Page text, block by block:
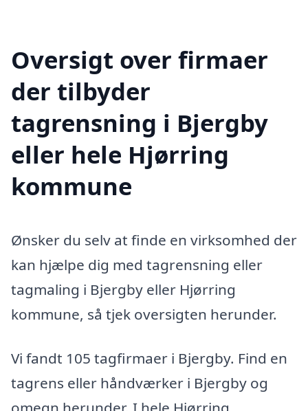
Oversigt over firmaer
der tilbyder
tagrensning i Bjergby
eller hele Hjørring
kommune
Ønsker du selv at finde en virksomhed der
kan hjælpe dig med tagrensning eller
tagmaling i Bjergby eller Hjørring
kommune, så tjek oversigten herunder.
Vi fandt 105 tagfirmaer i Bjergby. Find en
tagrens eller håndværker i Bjergby og